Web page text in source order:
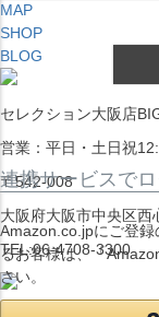
MAP
SHOP
BLOG
セレクション大阪店
営業：平日・土日祝
〒542-008
大阪府大阪市中央区
TEL:06-4708-3300
MAP
連携サービスで
Amazon.co.jpにご登
るお客様は、「
さい。